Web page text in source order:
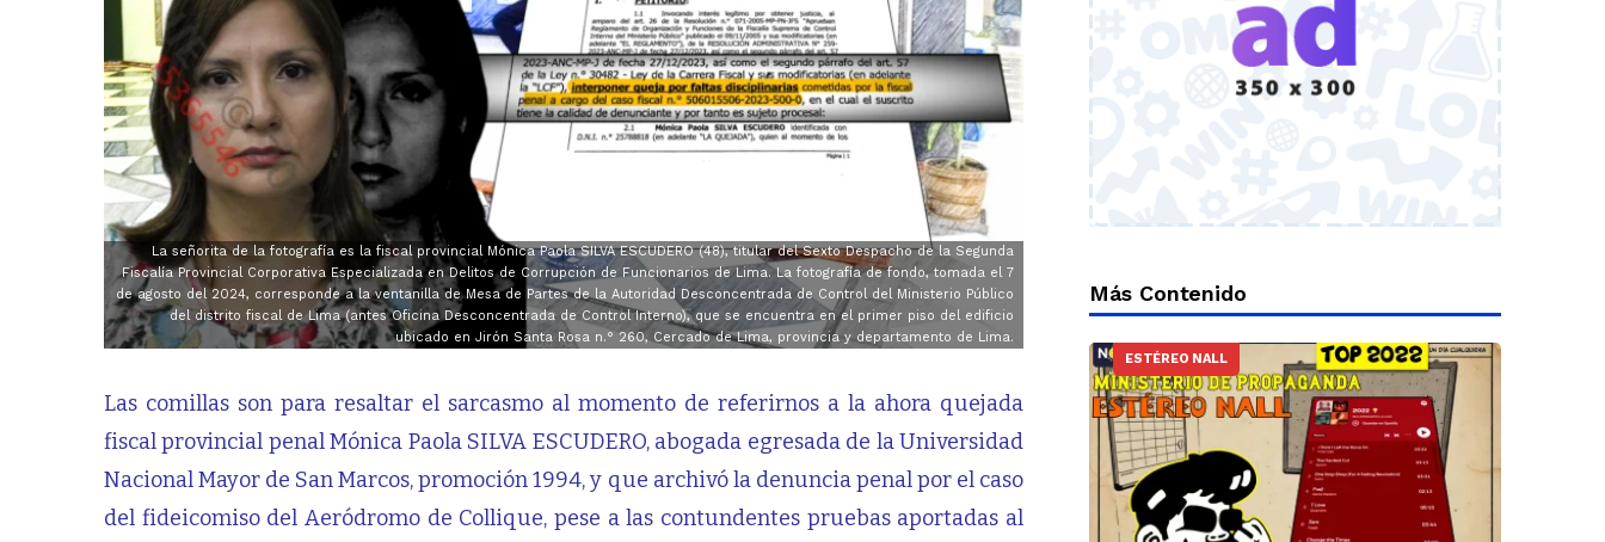
La señorita de la fotografía es la fiscal provincial Mónica Paola SILVA ESCUDERO (48), titular del Sexto Despacho de la Segunda
Fiscalía Provincial Corporativa Especializada en Delitos de Corrupción de Funcionarios de Lima. La fotografía de fondo, tomada el 7
de agosto del 2024, corresponde a la ventanilla de Mesa de Partes de la Autoridad Desconcentrada de Control del Ministerio Público
del distrito fiscal de Lima (antes Oficina Desconcentrada de Control Interno), que se encuentra en el primer piso del edificio
ubicado en Jirón Santa Rosa n.° 260, Cercado de Lima, provincia y departamento de Lima.
Las comillas son para resaltar el sarcasmo al momento de referirnos a la ahora quejada
fiscal provincial penal Mónica Paola SILVA ESCUDERO, abogada egresada de la Universidad
Nacional Mayor de San Marcos, promoción 1994, y que archivó la denuncia penal por el caso
del fideicomiso del Aeródromo de Collique, pese a las contundentes pruebas aportadas al
Más Contenido
ESTÉREO NALL